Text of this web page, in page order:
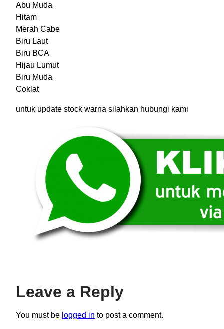
Abu Muda
Hitam
Merah Cabe
Biru Laut
Biru BCA
Hijau Lumut
Biru Muda
Coklat
untuk update stock warna silahkan hubungi kami
Leave a Reply
You must be logged in to post a comment.